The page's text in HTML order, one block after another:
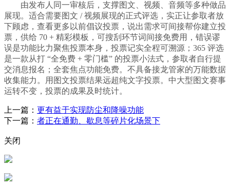
由发布人同一审核后，支撑图文、视频、音频等多种做品
展现。适合需要图文 / 视频展现的正式评选，实正让参取者放
下顾虑，查看更多以前倡议投票，说出需求可间接帮你建立投
票，供给 70 + 精彩模板，可搜刮环节词间接免费用，错误谬
误是功能比力聚焦投票本身，投票记实全程可溯源；365 评选
是一款从打 “全免费 + 零门槛” 的投票小法式，参取者自行提
交消息报名；全套焦点功能免费。不具备接龙管家的万能数据
收集能力。用图文投票结果远超纯文字投票。中大型图文赛事
运转不变，投票的成果及时统计。
上一篇： 更有益于实现防尘和降噪功能
下一篇： 者正在通勤、歇息等碎片化场景下
关闭